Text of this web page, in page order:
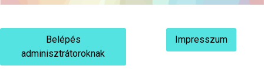
Belépés
adminisztrátoroknak
Impresszum